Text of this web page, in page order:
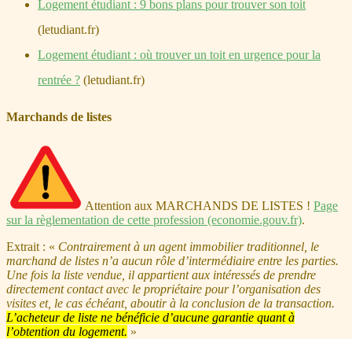
Logement étudiant : 9 bons plans pour trouver son toit
(letudiant.fr)
Logement étudiant : où trouver un toit en urgence pour la
rentrée ? (letudiant.fr)
Marchands de listes
Attention aux MARCHANDS DE LISTES ! Page
sur la règlementation de cette profession (economie.gouv.fr).
Extrait : « Contrairement à un agent immobilier traditionnel, le
marchand de listes n’a aucun rôle d’intermédiaire entre les parties.
Une fois la liste vendue, il appartient aux intéressés de prendre
directement contact avec le propriétaire pour l’organisation des
visites et, le cas échéant, aboutir à la conclusion de la transaction.
L’acheteur de liste ne bénéficie d’aucune garantie quant à
l’obtention du logement. »